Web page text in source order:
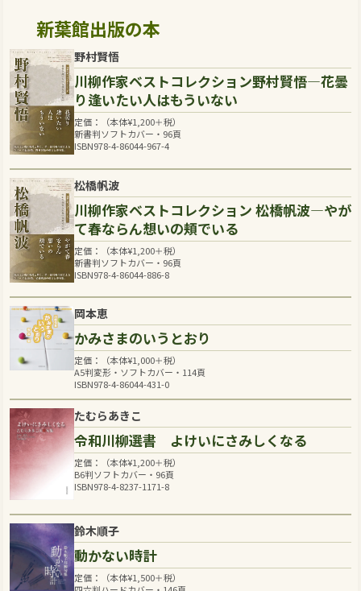
新葉館出版の本
野村賢悟
川柳作家ベストコレクション野村賢悟―花曇
り逢いたい人はもういない
定価：（本体¥1,200＋税）
新書判ソフトカバー・96頁
ISBN978-4-86044-967-4
松橋帆波
川柳作家ベストコレクション 松橋帆波―やが
て春ならん想いの頬でいる
定価：（本体¥1,200＋税）
新書判ソフトカバー・96頁
ISBN978-4-86044-886-8
岡本恵
かみさまのいうとおり
定価：（本体¥1,000＋税）
A5判変形・ソフトカバー・114頁
ISBN978-4-86044-431-0
たむらあきこ
令和川柳選書 よけいにさみしくなる
定価：（本体¥1,200＋税）
B6判ソフトカバー・96頁
ISBN978-4-8237-1171-8
鈴木順子
動かない時計
定価：（本体¥1,500＋税）